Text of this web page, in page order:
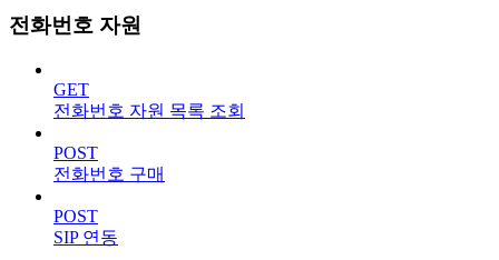
전화번호 자원
GET
전화번호 자원 목록 조회
POST
전화번호 구매
POST
SIP 연동